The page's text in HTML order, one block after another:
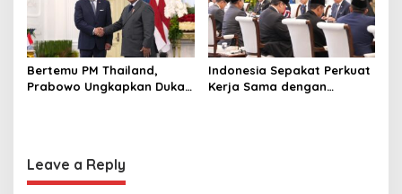
Bertemu PM Thailand,
Prabowo Ungkapkan Duka
Indonesia Sepakat Perkuat
Kerja Sama dengan
Leave a Reply